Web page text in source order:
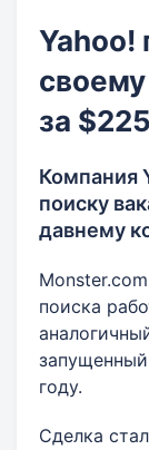
Yahoo!
за
Компания
поиску
давнему
поиска
году.
Сделка